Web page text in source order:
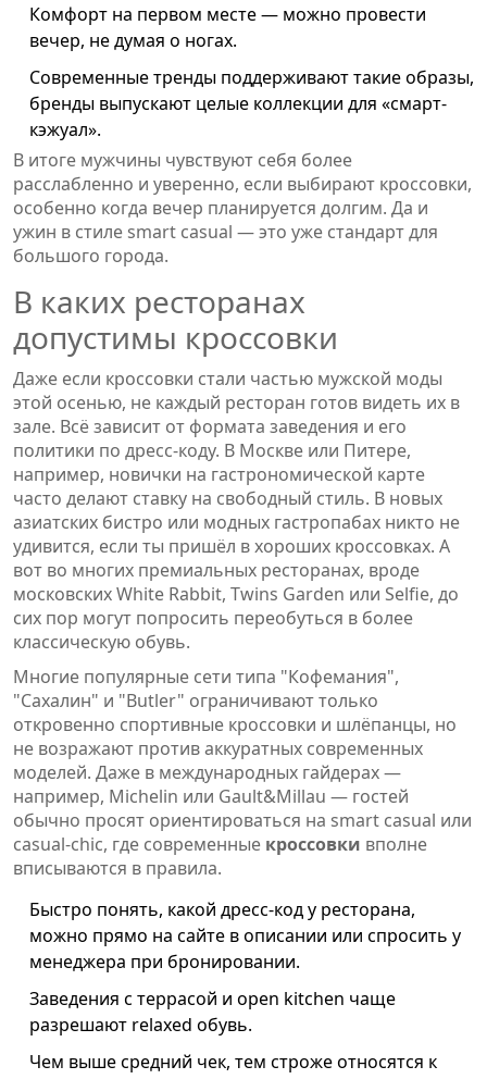
Комфорт на первом месте — можно провести
вечер, не думая о ногах.
Современные тренды поддерживают такие образы,
бренды выпускают целые коллекции для «смарт-
кэжуал».
В итоге мужчины чувствуют себя более
расслабленно и уверенно, если выбирают кроссовки,
особенно когда вечер планируется долгим. Да и
ужин в стиле smart casual — это уже стандарт для
большого города.
В каких ресторанах
допустимы кроссовки
Даже если кроссовки стали частью мужской моды
этой осенью, не каждый ресторан готов видеть их в
зале. Всё зависит от формата заведения и его
политики по дресс-коду. В Москве или Питере,
например, новички на гастрономической карте
часто делают ставку на свободный стиль. В новых
азиатских бистро или модных гастропабах никто не
удивится, если ты пришёл в хороших кроссовках. А
вот во многих премиальных ресторанах, вроде
московских White Rabbit, Twins Garden или Selfie, до
сих пор могут попросить переобуться в более
классическую обувь.
Многие популярные сети типа "Кофемания",
"Сахалин" и "Butler" ограничивают только
откровенно спортивные кроссовки и шлёпанцы, но
не возражают против аккуратных современных
моделей. Даже в международных гайдерах —
например, Michelin или Gault&Millau — гостей
обычно просят ориентироваться на smart casual или
casual-chic, где современные кроссовки вполне
вписываются в правила.
Быстро понять, какой дресс-код у ресторана,
можно прямо на сайте в описании или спросить у
менеджера при бронировании.
Заведения с террасой и open kitchen чаще
разрешают relaxed обувь.
Чем выше средний чек, тем строже относятся к